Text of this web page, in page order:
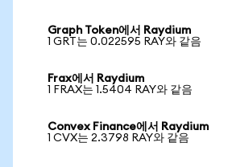
Graph Token에서 Raydium
1 GRT는 0.022595 RAY와 같음
Frax에서 Raydium
1 FRAX는 1.5404 RAY와 같음
Convex Finance에서 Raydium
1 CVX는 2.3798 RAY와 같음